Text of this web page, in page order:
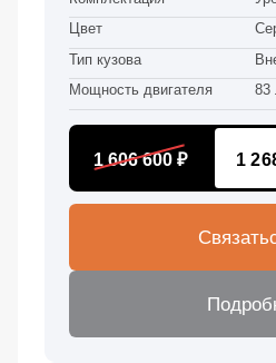
Цвет
Тип кузова
Мощность двигателя
83
1 606 600 ₽ 1